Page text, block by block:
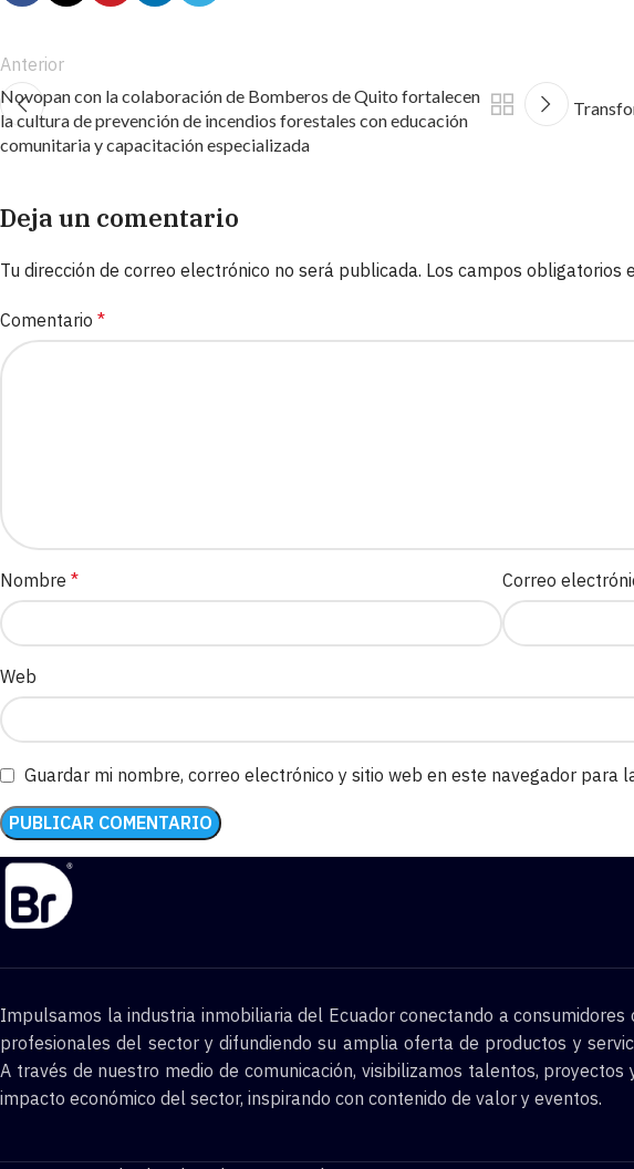
Anterior
Novopan con la colaboración de Bomberos de Quito fortalecen
la cultura de prevención de incendios forestales con educación
comunitaria y capacitación especializada
Deja un comentario
Tu dirección de correo electrónico no será publicada. Los campos obligatorios
Comentario *
Nombre * Correo
Web
Guardar mi nombre, correo electrónico y sitio web en este navegador para
Impulsamos la industria inmobiliaria del Ecuador conectando a consumidores
profesionales del sector y difundiendo su amplia oferta de productos y
A través de nuestro medio de comunicación, visibilizamos talentos, proyectos
impacto económico del sector, inspirando con contenido de valor y eventos.